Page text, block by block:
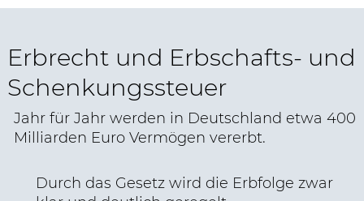
Erbrecht und Erbschafts- und
Schenkungssteuer
Jahr für Jahr werden in Deutschland etwa 400
Milliarden Euro Vermögen vererbt.
Durch das Gesetz wird die Erbfolge zwar